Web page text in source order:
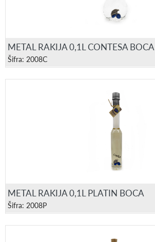
METAL RAKIJA 0,1L CONTESA BOCA
Šifra: 2008C
METAL RAKIJA 0,1L PLATIN BOCA
Šifra: 2008P